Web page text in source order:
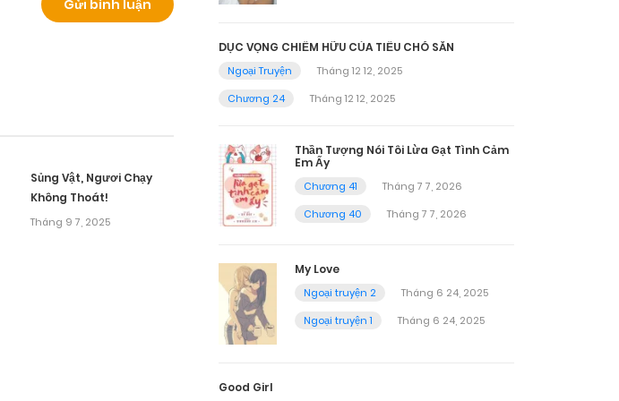
Sủng Vật, Ngươi Chạy
Không Thoát!
Tháng 9 7, 2025
DỤC VỌNG CHIẾM HỮU CỦA TIỂU CHÓ SĂN
Ngoại Truyện
Tháng 12 12, 2025
Chương 24
Tháng 12 12, 2025
Thần Tượng Nói Tôi Lừa Gạt Tình Cảm
Em Ấy
Chương 41
Tháng 7 7, 2026
Chương 40
Tháng 7 7, 2026
My Love
Ngoại truyện 2
Tháng 6 24, 2025
Ngoại truyện 1
Tháng 6 24, 2025
Good Girl